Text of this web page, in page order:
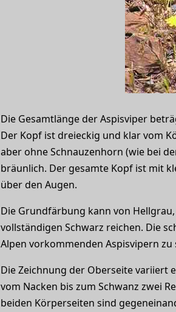
Die Gesamtlänge der Aspisviper
Der Kopf ist dreieckig und klar vom
aber ohne Schnauzenhorn (wie bei
bräunlich. Der gesamte Kopf ist mit
über den Augen.
Die Grundfärbung kann von
vollständigen Schwarz reichen. Die
Alpen vorkommenden Aspisvipern zu
Die Zeichnung der Oberseite variiert
vom Nacken bis zum Schwanz zwei
beiden Körperseiten sind